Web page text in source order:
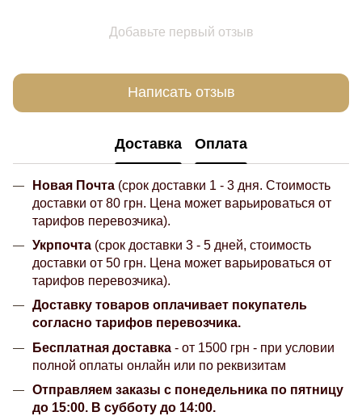
Добавьте первый отзыв
Написать отзыв
Доставка Оплата
Новая Почта (срок доставки 1 - 3 дня. Стоимость
доставки от 80 грн. Цена может варьироваться от
тарифов перевозчика).
Укрпочта (срок доставки 3 - 5 дней, стоимость
доставки от 50 грн. Цена может варьироваться от
тарифов перевозчика).
Доставку товаров оплачивает покупатель
согласно тарифов перевозчика.
Бесплатная доставка - от 1500 грн - при условии
полной оплаты онлайн или по реквизитам
Отправляем заказы с понедельника по пятницу
до 15:00. В субботу до 14:00.